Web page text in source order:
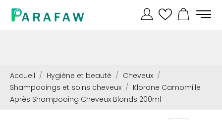
Accueil Hygiène et beauté
Cheveux
Shampooings et soins cheveux
Klorane Camomille
Après Shampooing Cheveux Blonds 200ml